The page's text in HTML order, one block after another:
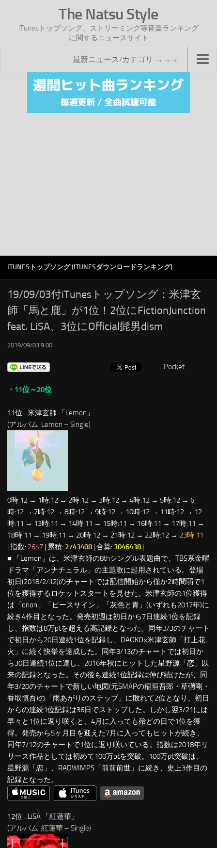
The Natsu Style
iTunesトップソング、ストリーミング等音楽ランキング
に関するニュースサイト
最新ニュース/カテゴリ →→→
音楽業界
AKB48
RSS
LINKS
ITUNESトップソング (ITUNESダウンロードランキング)
19/09/03付iTunesトップソング：米津玄
師「馬と鹿」が1位！2位にFictionJunction
feat. LiSA、3位にOfficial髭男dism
2019/09/03 9:00
Pocket
・11位～20位
11位…米津玄師 「Lemon 」
(アルバム: Lemon – Single)
0時:12 → 1時:12 → 2時:12 → 3時:12 → 4時:12 → 5時:12 → 6
時:12 → 7時:12 → 8時:12 → 9時:12 → 10時:12 → 11時:12 → 12
時:11 → 13時:11 → 14時:11 → 15時:11 → 16時:11 → 17時:11 →
18時:11 → 19時:11 → 20時:12 → 21時:12 → 22時:12 → 23時:11
| 指数: 2647 | 累積: 2743408 | 合算: 3046438 |
■ 「Lemon」は、米津玄師の8thシングル表題曲で、TBS系金曜
ドラマ「アンナチュラル」の主題歌に起用されている。登場
初日(2018/2/12)のチャートでは配信開始から僅か2時間弱で1
位を獲得するロケットスタートを見せた。米津玄師の1位獲得
は「orion」「ピースサイン」「灰色と青」(いずれも2017年)に
続き4作目となった。発売初週は初日から7日連続1位を記録
し、指数は8万ptを超える高記録となった。同年3/3のチャート
で初日から20日連続1位を記録し、DAOKO×米津玄師「打上花
火」に続く快挙を達成した。同年3/13のチャートでは初日か
ら30日連続1位に達し、2016年秋にヒットした星野源「恋」以
来の記録となった。その後も連続1位記録は伸び続けたが、同
年3/20のチャートで新しい地図(元SMAPの稲垣吾郎・草彅剛・
香取慎吾)の「雨あがりのステップ」に敗れて2位となり、初日
からの連続1位記録は36日でストップした。しかし翌3/21には
早々と1位に返り咲くと、4月に入っても殆どの日で1位を獲
得。発売から5ヶ月目を迎えた7月に入ってもヒットが続き、
同年7/12のチャートで1位に返り咲いている。指数は2018年リ
リース作品としては初めて100万ptを突破。100万pt突破は、
星野源「恋」、RADWIMPS「前前前世」に続き、史上3作目の
記録となった。
12位…LiSA 「紅蓮華 」
(アルバム: 紅蓮華 – Single)